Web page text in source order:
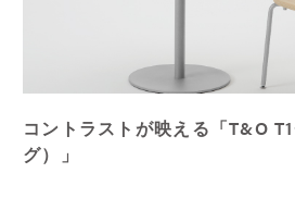
コントラストが映える「T&O
グ）」